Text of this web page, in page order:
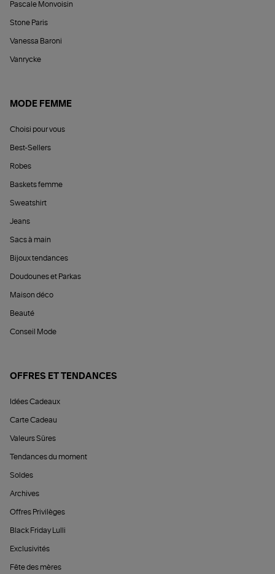
Pascale Monvoisin
Stone Paris
Vanessa Baroni
Vanrycke
MODE FEMME
Choisi pour vous
Best-Sellers
Robes
Baskets femme
Sweatshirt
Jeans
Sacs à main
Bijoux tendances
Doudounes et Parkas
Maison déco
Beauté
Conseil Mode
OFFRES ET TENDANCES
Idées Cadeaux
Carte Cadeau
Valeurs Sûres
Tendances du moment
Soldes
Archives
Offres Privilèges
Black Friday Lulli
Exclusivités
Fête des mères